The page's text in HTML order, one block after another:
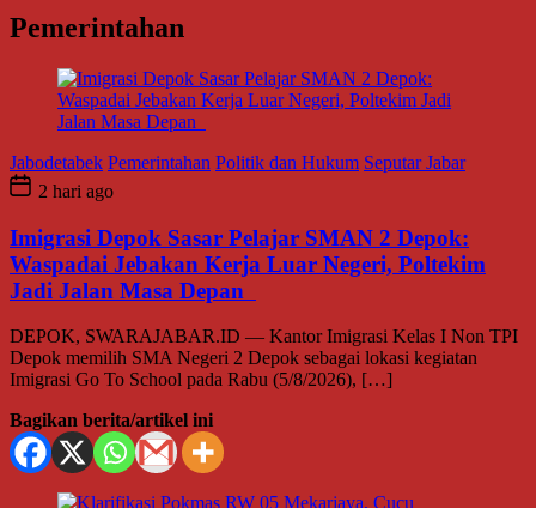
Pemerintahan
Jabodetabek Pemerintahan Politik dan Hukum Seputar Jabar
2 hari ago
Imigrasi Depok Sasar Pelajar SMAN 2 Depok:
Waspadai Jebakan Kerja Luar Negeri, Poltekim
Jadi Jalan Masa Depan
DEPOK, SWARAJABAR.ID — Kantor Imigrasi Kelas I Non TPI
Depok memilih SMA Negeri 2 Depok sebagai lokasi kegiatan
Imigrasi Go To School pada Rabu (5/8/2026), […]
Bagikan berita/artikel ini